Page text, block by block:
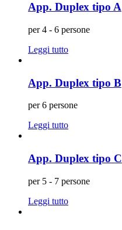
App. Duplex tipo A
per 4 - 6 persone
Leggi tutto
App. Duplex tipo B
per 6 persone
Leggi tutto
App. Duplex tipo C
per 5 - 7 persone
Leggi tutto